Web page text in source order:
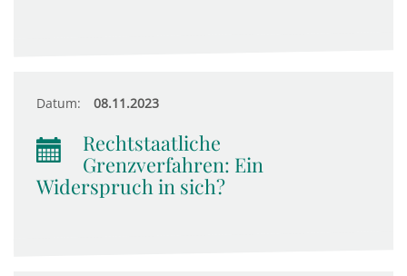
Datum: 08.11.2023
Rechtstaatliche
Grenzverfahren: Ein
Widerspruch in sich?